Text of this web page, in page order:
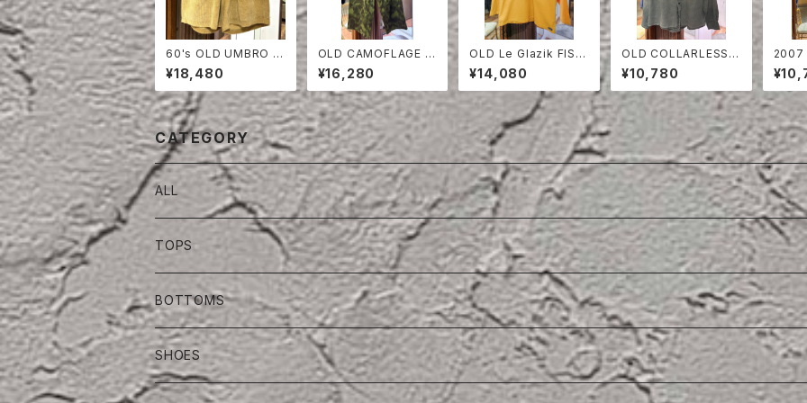
60's OLD UMBRO C
ORDUROY SHORTS
¥18,480
OLD CAMOFLAGE O
VER PANTS
¥16,280
OLD Le Glazik FISH
ERMAN SMOCK
¥14,080
OLD COLLARLESS S
HIRT
¥10,780
2007
CATEGORY
ALL
TOPS
BOTTOMS
SHOES